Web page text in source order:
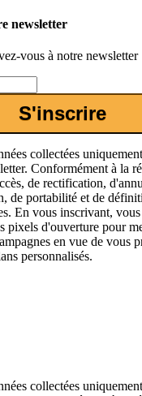
newsletter
vous à notre newsletter
S'inscrire
collectées
Conformément à la
de rectification,
de portabilité et de
En vous inscrivant, vous
pixels d'ouverture pour
en vue de vous
personnalisés.
collectées